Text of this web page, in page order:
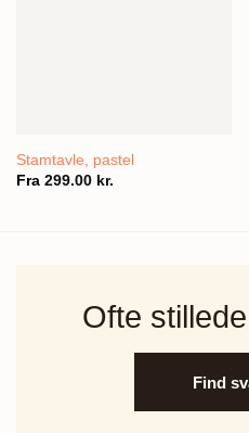
Stamtavle, pastel
Fra 299.00 kr.
Ofte
Find